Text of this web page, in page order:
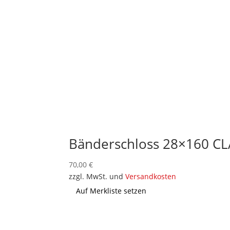
Bänderschloss 28×160
70,00€
zzgl. MwSt. undVersandkosten
Auf Merkliste setzen